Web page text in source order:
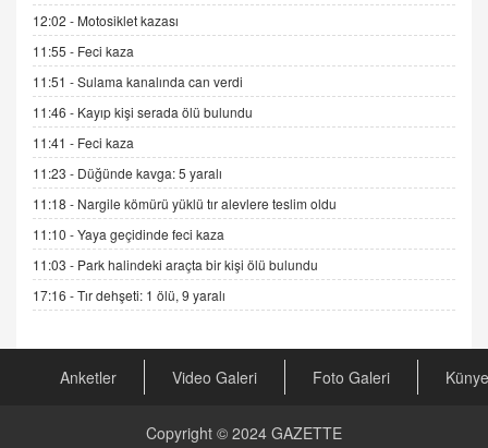
DR. EKREM ASLAN
Gerçek Ne, Algı Ne? "Beraber Yürüyoruz"
Cümlesinin Peşinden
19.07.2025 12:45
GÖNÜL MENEKŞE
Şifacının Yolu
04.11.2025 12:56
AV. RÜMEYSA ÖZKALE
Kira Uyuşmazlıklarında Dava Açmadan Önce
Arabulucuya Başvuru Şartı
CAN UĞURATEŞ
Değişen yapısıyla Suriye
12:02 - Motosiklet kazası
11:55 - Feci kaza
11:51 -Sulama kanalında can verdi
11:46 - Kayıp kişi serada ölü bulundu
11:41 - Feci kaza
11:23 - Düğünde kavga: 5 yaralı
11:18 - Nargile kömürü yüklü tır alevlere teslim oldu
11:10 -Yaya geçidinde feci kaza
11:03 - Park halindeki araçta bir kişi ölü bulundu
17:16 -Tır dehşeti: 1 ölü, 9 yaralı
Anketler Video Galeri Foto Galeri Künye
Copyright © 2024 GAZETTE